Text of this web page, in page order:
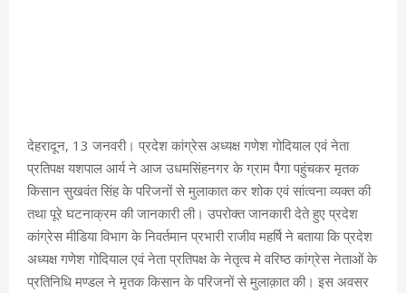
देहरादून, 13 जनवरी। प्रदेश कांग्रेस अध्यक्ष गणेश गोदियाल एवं नेता
प्रतिपक्ष यशपाल आर्य ने आज उधमसिंहनगर के ग्राम पैगा पहुंचकर मृतक
किसान सुखवंत सिंह के परिजनों से मुलाकात कर शोक एवं सांत्वना व्यक्त की
तथा पूरे घटनाक्रम की जानकारी ली। उपरोक्त जानकारी देते हुए प्रदेश
कांग्रेस मीडिया विभाग के निवर्तमान प्रभारी राजीव महर्षि ने बताया कि प्रदेश
अध्यक्ष गणेश गोदियाल एवं नेता प्रतिपक्ष के नेतृत्व मे वरिष्ठ कांग्रेस नेताओं के
प्रतिनिधि मण्डल ने मृतक किसान के परिजनों से मुलाक़ात की। इस अवसर